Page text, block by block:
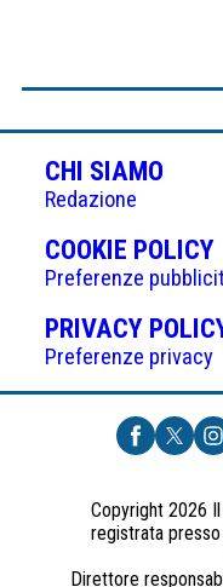
CHI SIAMO
Redazione
COOKIE POLICY
Preferenze
PRIVACY
Preferenze privacy
Copyright 2026
registrata
Direttore